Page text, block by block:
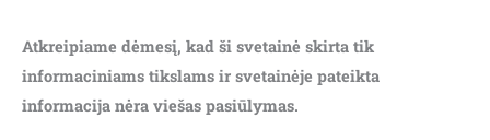
Atkreipiame dėmesį, kad ši svetainė skirta tik
informaciniams tikslams ir svetainėje pateikta
informacija nėra viešas pasiūlymas.